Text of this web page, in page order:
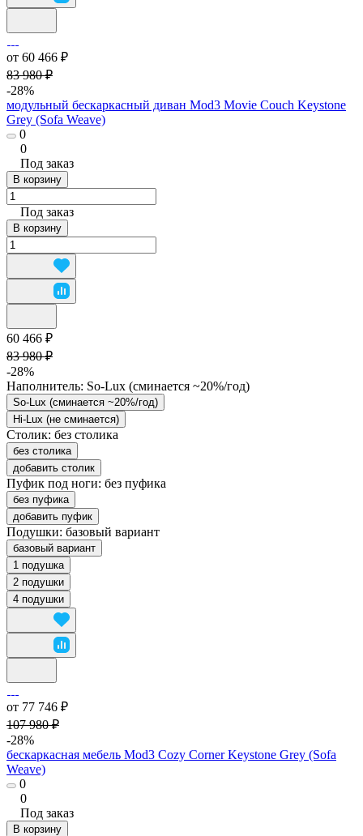
от 60 466 ₽
83 980 ₽
-28%
модульный бескаркасный диван Mod3 Movie Couch Keystone
Grey (Sofa Weave)
0
0
Под заказ
В корзину
Под заказ
В корзину
60 466 ₽
83 980 ₽
-28%
Наполнитель: So-Lux (cминается ~20%/год)
So-Lux (cминается ~20%/год)
Hi-Lux (не сминается)
Столик: без столика
без столика
добавить столик
Пуфик под ноги: без пуфика
без пуфика
добавить пуфик
Подушки: базовый вариант
базовый вариант
1 подушка
2 подушки
4 подушки
от 77 746 ₽
107 980 ₽
-28%
бескаркасная мебель Mod3 Cozy Corner Keystone Grey (Sofa
Weave)
0
0
Под заказ
В корзину